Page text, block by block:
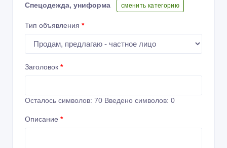
Спецодежда, униформа
сменить категорию
Тип объявления *
Заголовок *
Осталось символов: 70 Введено символов: 0
Описание *